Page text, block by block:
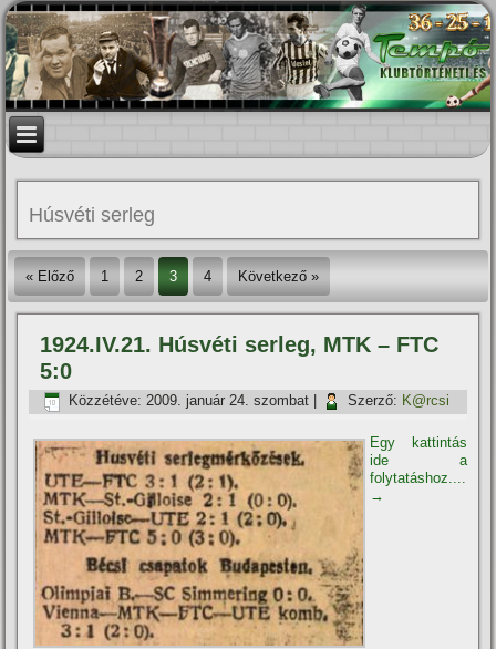
Húsvéti serleg
« Előző 1 2 3 4 Következő »
1924.IV.21. Húsvéti serleg, MTK – FTC
5:0
Közzétéve: 2009. január 24. szombat Szerző: K@rcsi
Egy kattintás
ide a
folytatáshoz....
→